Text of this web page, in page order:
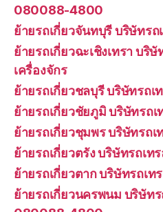
080088-4800
ย้ายรถเกี่ยวจันทบุรี บริษัทรถ
ย้ายรถเกี่ยวฉะเชิงเทรา บริ
เครื่องจักร
ย้ายรถเกี่ยวชลบุรี บริษัทรถเ
ย้ายรถเกี่ยวชัยภูมิ บริษัทรถเ
ย้ายรถเกี่ยวชุมพร บริษัทรถเ
ย้ายรถเกี่ยวตรัง บริษัทรถเท
ย้ายรถเกี่ยวตาก บริษัทรถเท
ย้ายรถเกี่ยวนครพนม บริษัทร